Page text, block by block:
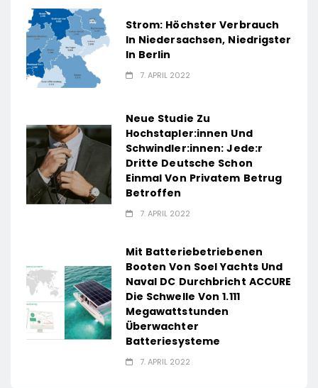
Strom: Höchster Verbrauch
In Niedersachsen, Niedrigster
In Berlin
7. APRIL 2022
Neue Studie Zu
Hochstapler:innen Und
Schwindler:innen: Jede:r
Dritte Deutsche Schon
Einmal Von Privatem Betrug
Betroffen
7. APRIL 2022
Mit Batteriebetriebenen
Booten Von Soel Yachts Und
Naval DC Durchbricht ACCURE
Die Schwelle Von 1.111
Megawattstunden
Überwachter
Batteriesysteme
7. APRIL 2022